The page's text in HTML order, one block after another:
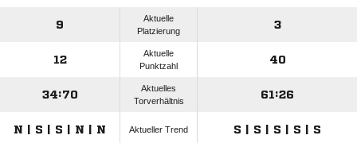
9
Aktuelle
Platzierung
3
12
Aktuelle
Punktzahl
40
34:70
Aktuelles
Torverhältnis
61:26
N | S | S | N | N Aktueller Trend S | S | S | S | S